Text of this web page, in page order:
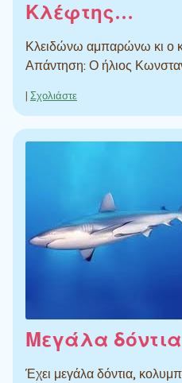
Κλέφτης…
Κλειδώνω αμπαρώνω κι ο
Απάντηση: Ο ήλιος
| Σχολιάστε
Μεγάλα
Έχει μεγάλα δόντια,